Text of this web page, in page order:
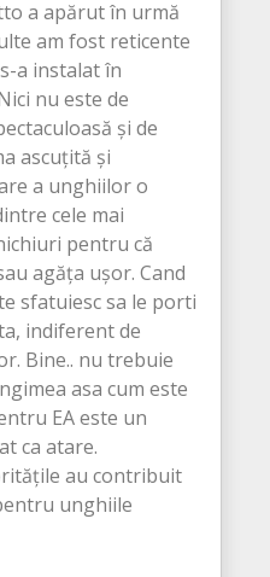
a apărut în urmă
am fost reticente
a instalat în
nu este de
și de
ascuțită și
a unghiilor o
cele mai
pentru că
agăța ușor. Cand
sfatuiesc sa le porti
indiferent de
Bine.. nu trebuie
asa cum este
EA este un
ca atare.
au contribuit
unghiile